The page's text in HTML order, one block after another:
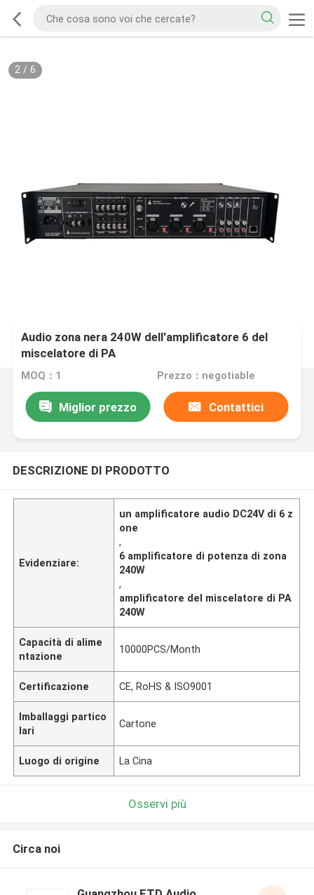
2/ 6
Audio zona nera 240W dell'amplificatore 6 del
miscelatore di PA
MOQ：1 Prezzo：negotiable
Miglior prezzo Contattici
DESCRIZIONE DI PRODOTTO
Evidenziare:
un amplificatore audio DC24V di 6 z
one
,
6 amplificatore di potenza di zona
240W
,
amplificatore del miscelatore di PA
240W
Capacità di alime
ntazione
10000PCS/Month
Certificazione CE, RoHS & ISO9001
Imballaggi partico
lari
Cartone
Luogo di origine La Cina
Osservi più
Circa noi